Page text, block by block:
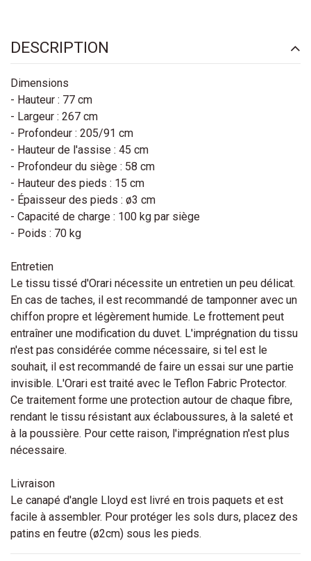
DESCRIPTION
Dimensions
- Hauteur : 77 cm
- Largeur : 267 cm
- Profondeur : 205/91 cm
- Hauteur de l'assise : 45 cm
- Profondeur du siège : 58 cm
- Hauteur des pieds : 15 cm
- Épaisseur des pieds : ø3 cm
- Capacité de charge : 100 kg par siège
- Poids : 70 kg
Entretien
Le tissu tissé d'Orari nécessite un entretien un peu délicat.
En cas de taches, il est recommandé de tamponner avec un
chiffon propre et légèrement humide. Le frottement peut
entraîner une modification du duvet. L'imprégnation du tissu
n'est pas considérée comme nécessaire, si tel est le
souhait, il est recommandé de faire un essai sur une partie
invisible. L'Orari est traité avec le Teflon Fabric Protector.
Ce traitement forme une protection autour de chaque fibre,
rendant le tissu résistant aux éclaboussures, à la saleté et
à la poussière. Pour cette raison, l'imprégnation n'est plus
nécessaire.
Livraison
Le canapé d'angle Lloyd est livré en trois paquets et est
facile à assembler. Pour protéger les sols durs, placez des
patins en feutre (ø2cm) sous les pieds.